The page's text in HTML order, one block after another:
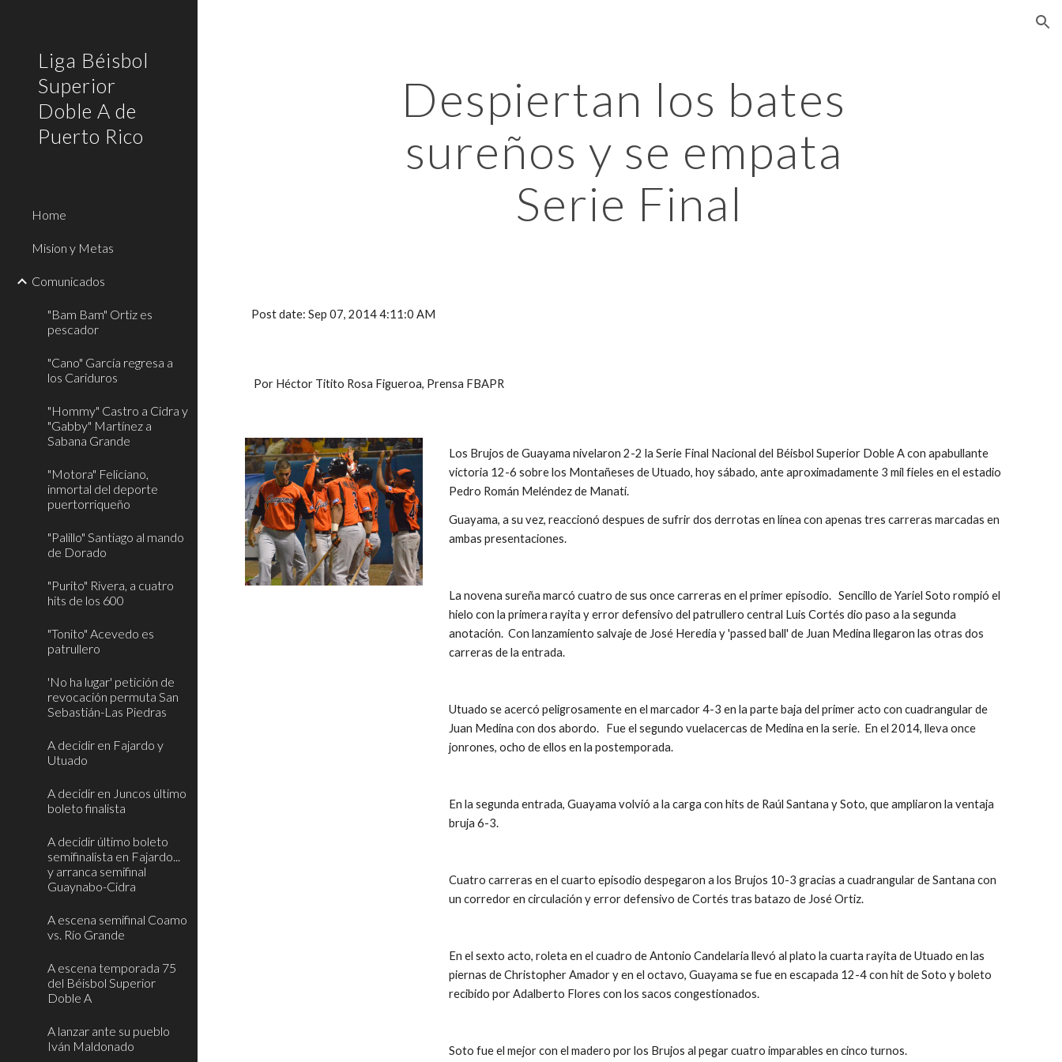
Liga Béisbol
Superior
Doble A de
Puerto Rico
Home
Mision y Metas
Comunicados
"Bam Bam" Ortiz es
pescador
"Cano" García regresa a
los Cariduros
"Hommy" Castro a Cidra y
"Gabby" Martínez a
Sabana Grande
"Motora" Feliciano,
inmortal del deporte
puertorriqueño
"Palillo" Santiago al mando
de Dorado
"Purito" Rivera, a cuatro
hits de los 600
"Tonito" Acevedo es
patrullero
'No ha lugar' petición de
revocación permuta San
Sebastián-Las Piedras
A decidir en Fajardo y
Utuado
A decidir en Juncos último
boleto finalista
A decidir último boleto
semifinalista en Fajardo...
y arranca semifinal
Guaynabo-Cidra
A escena semifinal Coamo
vs. Río Grande
A escena temporada 75
del Béisbol Superior
Doble A
A lanzar ante su pueblo
Iván Maldonado
Despiertan los bates
sureños y se empata
Serie Final
Post date: Sep 07, 2014 4:11:0 AM
Por Héctor Titito Rosa Figueroa, Prensa FBAPR
Los Brujos de Guayama nivelaron 2-2 la Serie Final Nacional del Béisbol Superior Doble A con apabullante
victoria 12-6 sobre los Montañeses de Utuado, hoy sábado, ante aproximadamente 3 mil fieles en el estadio
Pedro Román Meléndez de Manatí.
Guayama, a su vez, reaccionó despues de sufrir dos derrotas en línea con apenas tres carreras marcadas en
ambas presentaciones.
La novena sureña marcó cuatro de sus once carreras en el primer episodio.   Sencillo de Yariel Soto rompió el
hielo con la primera rayita y error defensivo del patrullero central Luis Cortés dio paso a la segunda
anotación.  Con lanzamiento salvaje de José Heredia y 'passed ball' de Juan Medina llegaron las otras dos
carreras de la entrada.
Utuado se acercó peligrosamente en el marcador 4-3 en la parte baja del primer acto con cuadrangular de
Juan Medina con dos abordo.   Fue el segundo vuelacercas de Medina en la serie.  En el 2014, lleva once
jonrones, ocho de ellos en la postemporada.
En la segunda entrada, Guayama volvió a la carga con hits de Raúl Santana y Soto, que ampliaron la ventaja
bruja 6-3.
Cuatro carreras en el cuarto episodio despegaron a los Brujos 10-3 gracias a cuadrangular de Santana con
un corredor en circulación y error defensivo de Cortés tras batazo de José Ortiz.
En el sexto acto, roleta en el cuadro de Antonio Candelaria llevó al plato la cuarta rayita de Utuado en las
piernas de Christopher Amador y en el octavo, Guayama se fue en escapada 12-4 con hit de Soto y boleto
recibido por Adalberto Flores con los sacos congestionados.
Soto fue el mejor con el madero por los Brujos al pegar cuatro imparables en cinco turnos.